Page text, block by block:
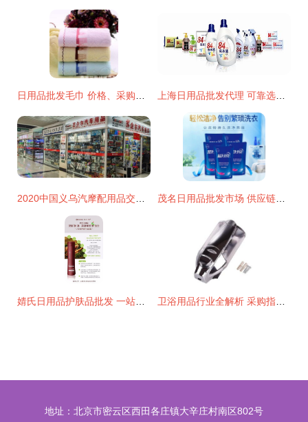
地址：北京市密云区西田各庄镇大辛庄村南区802号